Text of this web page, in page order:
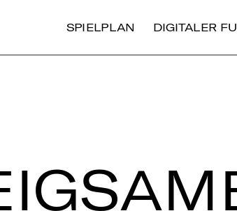
SPIELPLAN DIGITALER